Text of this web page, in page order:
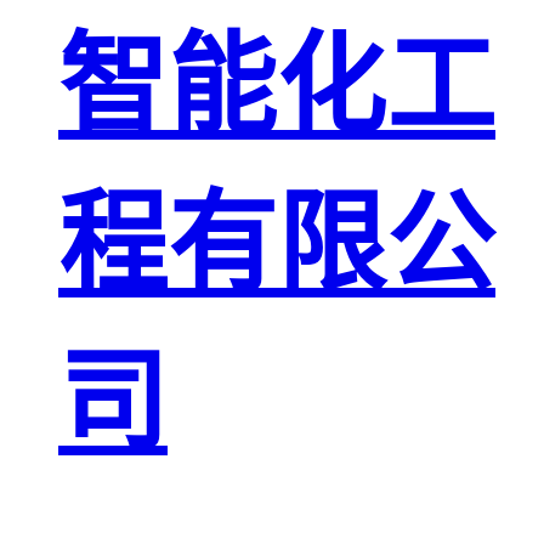
智能化工
程有限公
司